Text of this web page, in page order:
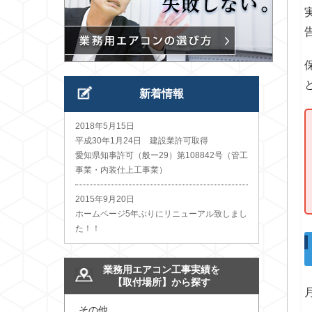
新着情報
2018年5月15日
平成30年1月24日 建設業許可取得
愛知県知事許可（般ー29）第108842号（管工
事業・内装仕上工事業）
2015年9月20日
ホームページ5年ぶりにリニューアル致しまし
た！！
業務用エアコン工事実績を
【取付場所】から探す